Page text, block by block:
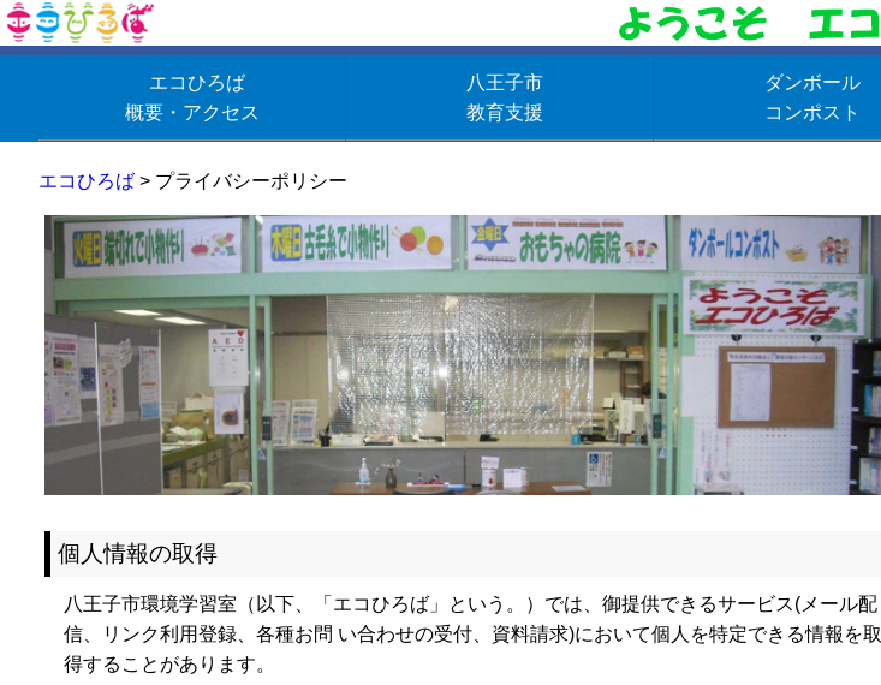
エコひろば
概要・アクセス
八王子市
教育支援
ダンボール
コンポスト
エコひろば > プライバシーポリシー
個人情報の取得
八王子市環境学習室（以下、「エコひろば」という。）では、御提供できるサービス(メール配
信、リンク利用登録、各種お問 い合わせの受付、資料請求)において個人を特定できる情報を取
得することがあります。